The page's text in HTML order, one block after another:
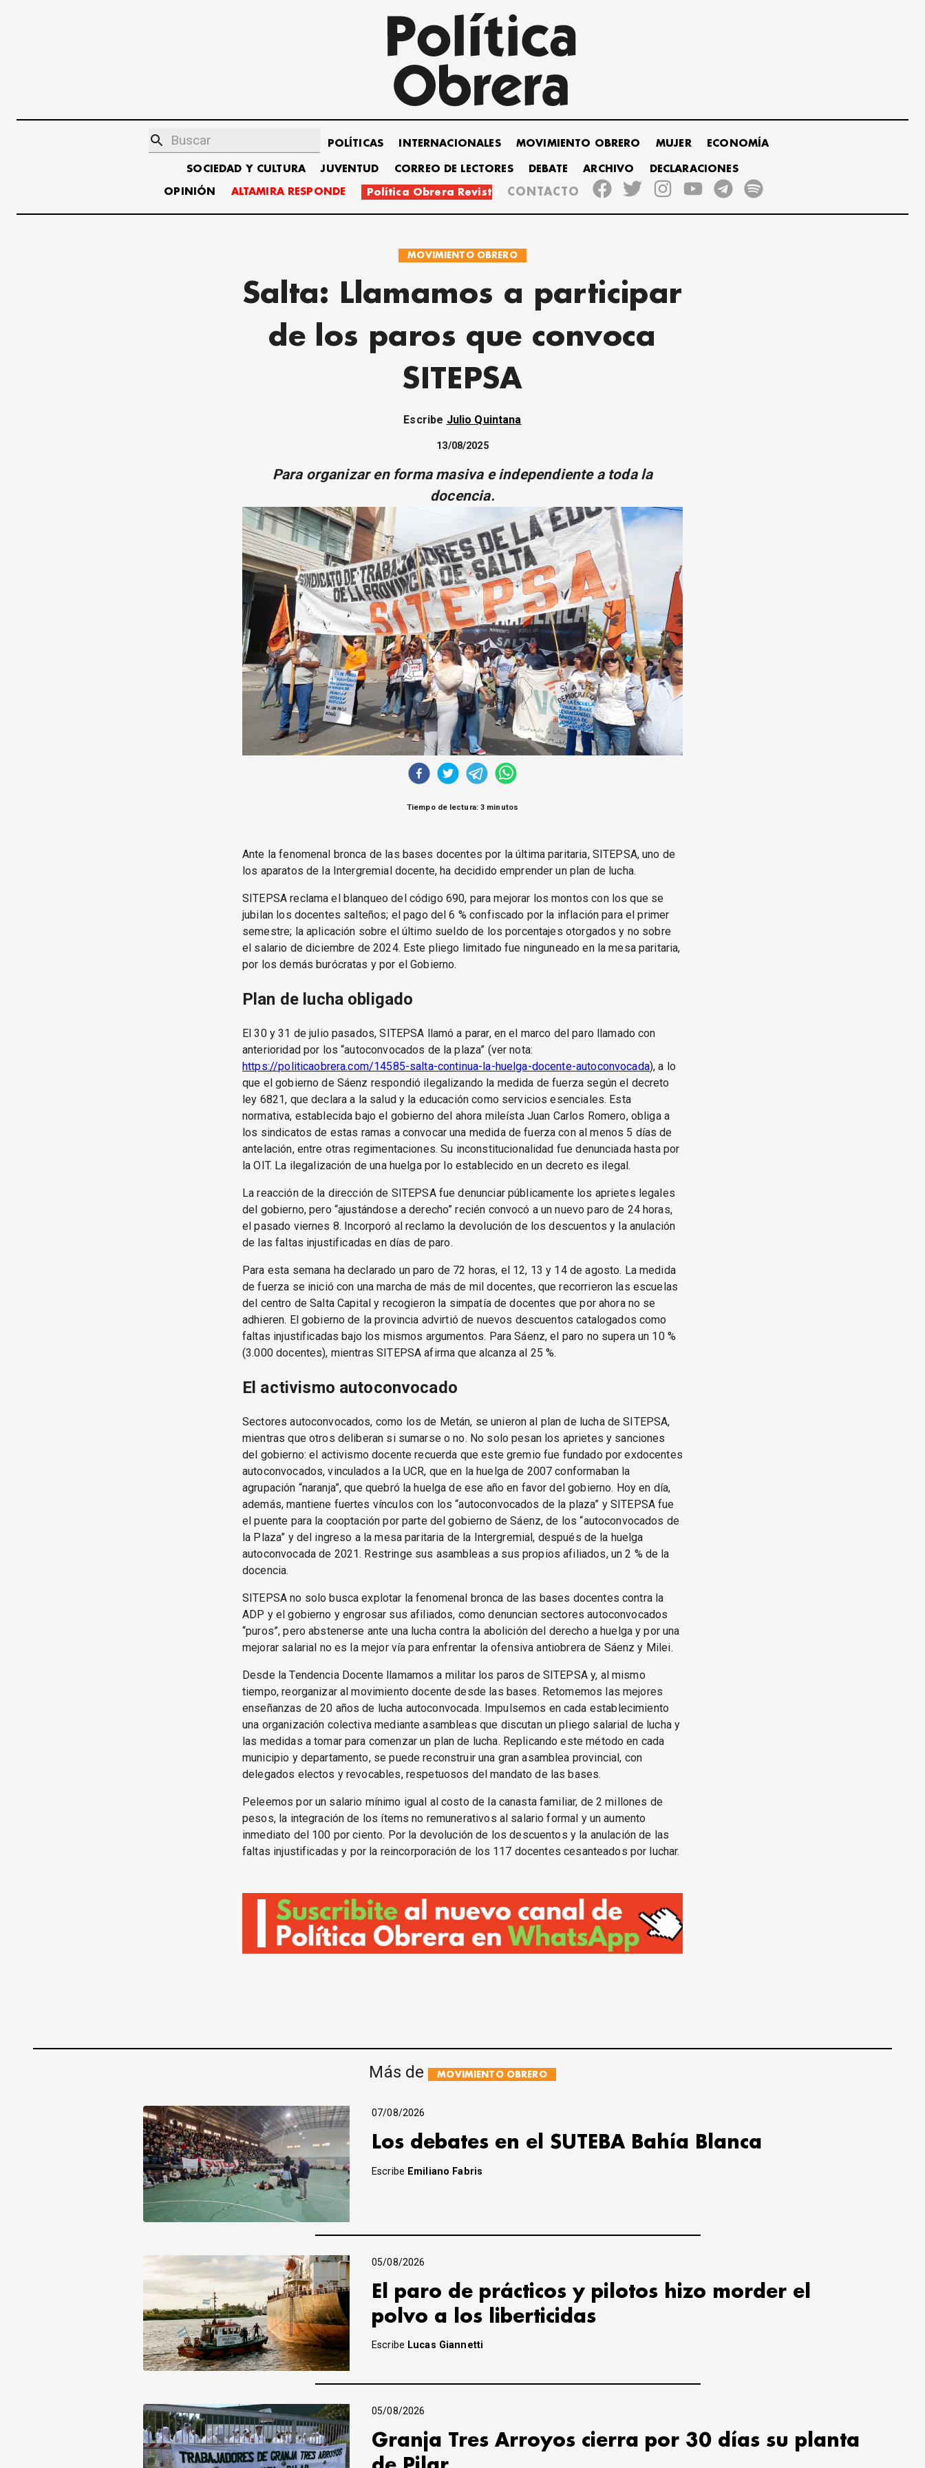
POLÍTICAS INTERNACIONALES MOVIMIENTO OBRERO MUJER ECONOMÍA
SOCIEDAD Y CULTURA JUVENTUD CORREO DE LECTORES DEBATE ARCHIVO DECLARACIONES
OPINIÓN ALTAMIRA RESPONDE Política Obrera Revista CONTACTO
MOVIMIENTO OBRERO
Salta: Llamamos a participar
de los paros que convoca
SITEPSA
Escribe Julio Quintana
13/08/2025
Para organizar en forma masiva e independiente a toda la
docencia.
Tiempo de lectura: 3 minutos
Ante la fenomenal bronca de las bases docentes por la última paritaria, SITEPSA, uno de
los aparatos de la Intergremial docente, ha decidido emprender un plan de lucha.
SITEPSA reclama el blanqueo del código 690, para mejorar los montos con los que se
jubilan los docentes salteños; el pago del 6 % confiscado por la inflación para el primer
semestre; la aplicación sobre el último sueldo de los porcentajes otorgados y no sobre
el salario de diciembre de 2024. Este pliego limitado fue ninguneado en la mesa paritaria,
por los demás burócratas y por el Gobierno.
Plan de lucha obligado
El 30 y 31 de julio pasados, SITEPSA llamó a parar, en el marco del paro llamado con
anterioridad por los “autoconvocados de la plaza” (ver nota:
https://politicaobrera.com/14585-salta-continua-la-huelga-docente-autoconvocada), a lo
que el gobierno de Sáenz respondió ilegalizando la medida de fuerza según el decreto
ley 6821, que declara a la salud y la educación como servicios esenciales. Esta
normativa, establecida bajo el gobierno del ahora mileísta Juan Carlos Romero, obliga a
los sindicatos de estas ramas a convocar una medida de fuerza con al menos 5 días de
antelación, entre otras regimentaciones. Su inconstitucionalidad fue denunciada hasta por
la OIT. La ilegalización de una huelga por lo establecido en un decreto es ilegal.
La reacción de la dirección de SITEPSA fue denunciar públicamente los aprietes legales
del gobierno, pero “ajustándose a derecho” recién convocó a un nuevo paro de 24 horas,
el pasado viernes 8. Incorporó al reclamo la devolución de los descuentos y la anulación
de las faltas injustificadas en días de paro.
Para esta semana ha declarado un paro de 72 horas, el 12, 13 y 14 de agosto. La medida
de fuerza se inició con una marcha de más de mil docentes, que recorrieron las escuelas
del centro de Salta Capital y recogieron la simpatía de docentes que por ahora no se
adhieren. El gobierno de la provincia advirtió de nuevos descuentos catalogados como
faltas injustificadas bajo los mismos argumentos. Para Sáenz, el paro no supera un 10 %
(3.000 docentes), mientras SITEPSA afirma que alcanza al 25 %.
El activismo autoconvocado
Sectores autoconvocados, como los de Metán, se unieron al plan de lucha de SITEPSA,
mientras que otros deliberan si sumarse o no. No solo pesan los aprietes y sanciones
del gobierno: el activismo docente recuerda que este gremio fue fundado por exdocentes
autoconvocados, vinculados a la UCR, que en la huelga de 2007 conformaban la
agrupación “naranja”, que quebró la huelga de ese año en favor del gobierno. Hoy en día,
además, mantiene fuertes vínculos con los “autoconvocados de la plaza” y SITEPSA fue
el puente para la cooptación por parte del gobierno de Sáenz, de los “autoconvocados de
la Plaza” y del ingreso a la mesa paritaria de la Intergremial, después de la huelga
autoconvocada de 2021. Restringe sus asambleas a sus propios afiliados, un 2 % de la
docencia.
SITEPSA no solo busca explotar la fenomenal bronca de las bases docentes contra la
ADP y el gobierno y engrosar sus afiliados, como denuncian sectores autoconvocados
“puros”, pero abstenerse ante una lucha contra la abolición del derecho a huelga y por una
mejorar salarial no es la mejor vía para enfrentar la ofensiva antiobrera de Sáenz y Milei.
Desde la Tendencia Docente llamamos a militar los paros de SITEPSA y, al mismo
tiempo, reorganizar al movimiento docente desde las bases. Retomemos las mejores
enseñanzas de 20 años de lucha autoconvocada. Impulsemos en cada establecimiento
una organización colectiva mediante asambleas que discutan un pliego salarial de lucha y
las medidas a tomar para comenzar un plan de lucha. Replicando este método en cada
municipio y departamento, se puede reconstruir una gran asamblea provincial, con
delegados electos y revocables, respetuosos del mandato de las bases.
Peleemos por un salario mínimo igual al costo de la canasta familiar, de 2 millones de
pesos, la integración de los ítems no remunerativos al salario formal y un aumento
inmediato del 100 por ciento. Por la devolución de los descuentos y la anulación de las
faltas injustificadas y por la reincorporación de los 117 docentes cesanteados por luchar.
Más de MOVIMIENTO OBRERO
07/08/2026
Los debates en el SUTEBA Bahía Blanca
Escribe Emiliano Fabris
05/08/2026
El paro de prácticos y pilotos hizo morder el
polvo a los liberticidas
Escribe Lucas Giannetti
05/08/2026
Granja Tres Arroyos cierra por 30 días su planta